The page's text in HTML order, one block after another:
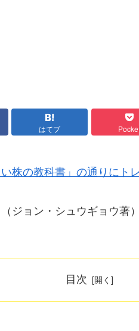
はてブ
い株の教科書」の通りに
ジョン・シュウギョウ
目次